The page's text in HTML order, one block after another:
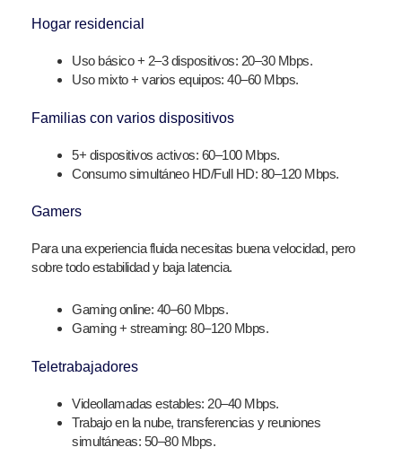
Hogar residencial
Uso básico + 2–3 dispositivos: 20–30 Mbps.
Uso mixto + varios equipos: 40–60 Mbps.
Familias con varios dispositivos
5+ dispositivos activos: 60–100 Mbps.
Consumo simultáneo HD/Full HD: 80–120 Mbps.
Gamers
Para una experiencia fluida necesitas buena velocidad, pero
sobre todo estabilidad y baja latencia.
Gaming online: 40–60 Mbps.
Gaming + streaming: 80–120 Mbps.
Teletrabajadores
Videollamadas estables: 20–40 Mbps.
Trabajo en la nube, transferencias y reuniones
simultáneas: 50–80 Mbps.